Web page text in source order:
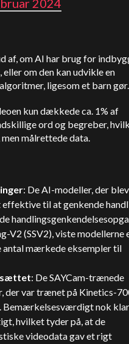
2024
af, om AI har brug for
om den kan udvikle en
ligesom et barn gør.
kun dækkede ca. 1% af
ord og begreber,
målrettede data.
: De AI-modeller, der blev
til at genkende
V2 (SSV2), viste modellerne
antal mærkede eksempler til
: De SAYCam-trænede
der var trænet på Kinetics-
Bemærkelsesværdigt nok
hvilket tyder på, at de
videodata gav et rigt